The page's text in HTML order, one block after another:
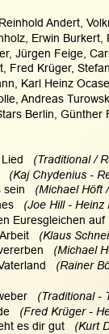
Andert,
Erwin
Jürgen Feige,
Fred Krüger,
Karl Heinz
Andreas
Berlin, Günther
(Traditional
(Kaj Chydenius -
sein
(Michael
(Joe Hill - Heinz
Euresgleichen
(Klaus
(Michael
(Rainer
(Traditional -
(Fred Krüger -
es dir gut
(Kurt